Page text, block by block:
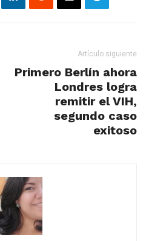
Artículo siguiente
Primero Berlín ahora
Londres logra
remitir el VIH,
segundo caso
exitoso